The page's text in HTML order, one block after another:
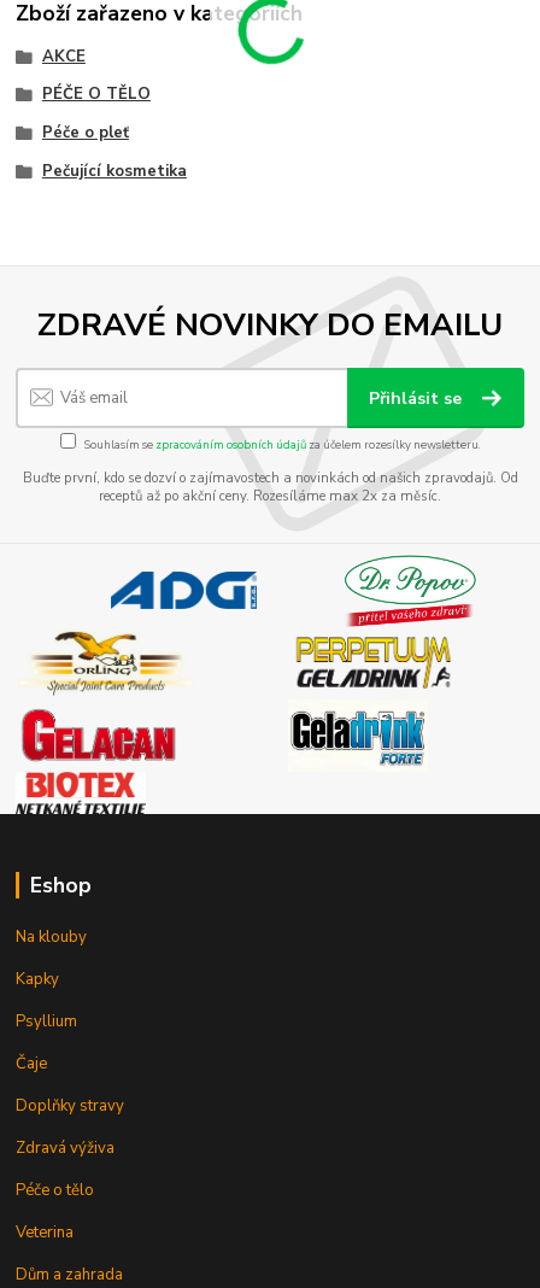
Zboží zařazeno v kategoriích
AKCE
PÉČE O TĚLO
Péče o pleť
Pečující kosmetika
ZDRAVÉ NOVINKY DO EMAILU
Přihlásit se
Souhlasím se zpracováním osobních údajůza účelem rozesílky newsletteru.
Buďte první, kdo se dozví o zajímavostech a novinkách od našich zpravodajů. Od
receptů až po akční ceny. Rozesíláme max 2x za měsíc.
Eshop
Na klouby
Kapky
Psyllium
Čaje
Doplňky stravy
Zdravá výživa
Péče o tělo
Veterina
Dům a zahrada